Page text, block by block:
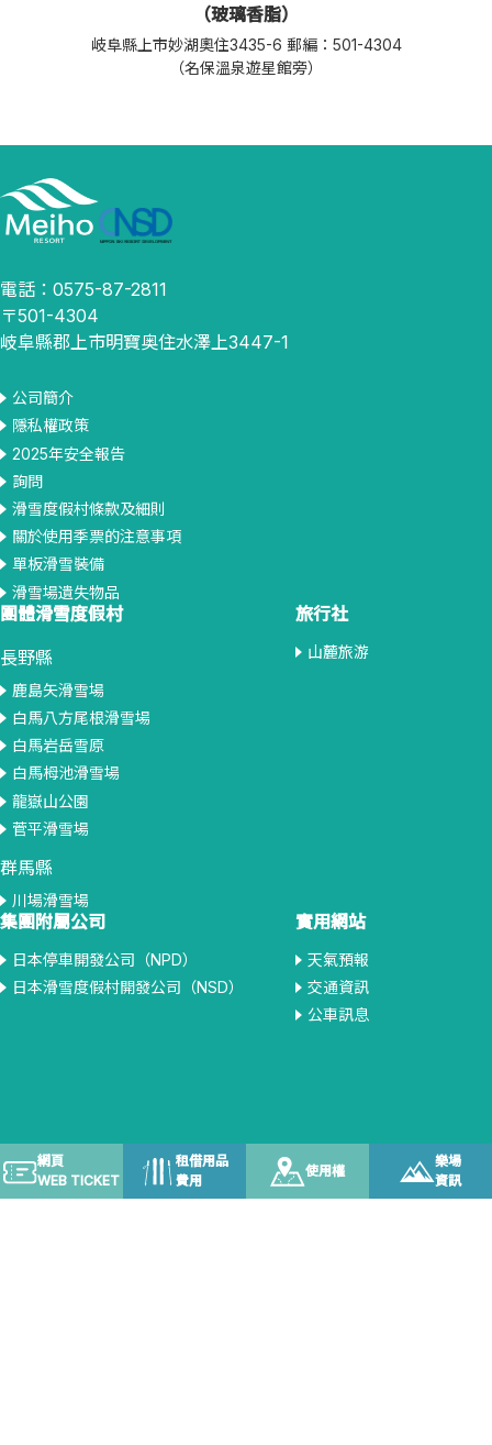
（玻璃香脂）
岐阜縣上市妙湖奧住3435-6 郵編：501-4304
（名保溫泉遊星館旁）
電話：0575-87-2811
〒501-4304
岐阜縣郡上市明寶奥住水澤上3447-1
公司簡介
隱私權政策
2025年安全報告
詢問
滑雪度假村條款及細則
關於使用季票的注意事項
單板滑雪裝備
滑雪場遺失物品
團體滑雪度假村
長野縣
鹿島矢滑雪場
白馬八方尾根滑雪場
白馬岩岳雪原
白馬栂池滑雪場
龍嶽山公園
菅平滑雪場
群馬縣
川場滑雪場
旅行社
山麓旅游
集團附屬公司
日本停車開發公司（NPD）
日本滑雪度假村開發公司（NSD）
實用網站
天氣預報
交通資訊
公車訊息
網頁
WEB TICKET
租借用品
費用
使用權
樂場
資訊